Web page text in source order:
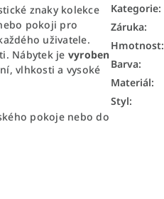
znaky kolekce
pokoji pro
uživatele.
Nábytek je vyroben
vlhkosti a vysoké
pokoje nebo do
Kategorie:
Záruka:
Hmotnost:
Barva:
Materiál:
Styl: